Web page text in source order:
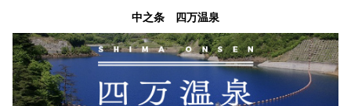
中之条 四万温泉